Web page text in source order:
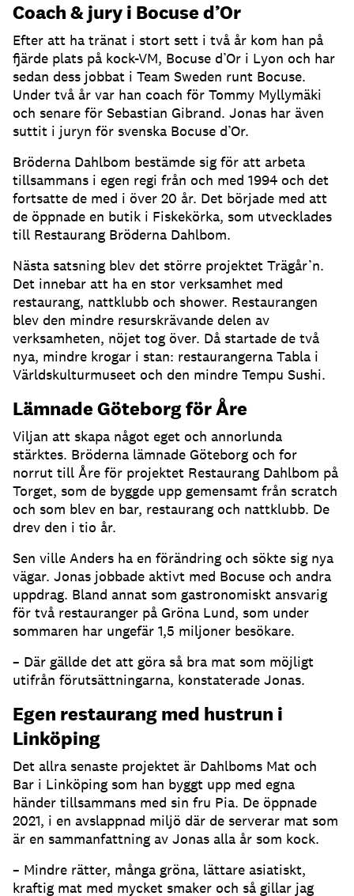
Coach & jury i Bocuse d’Or
Efter att ha tränat i stort sett i två år kom han på
fjärde plats på kock-VM, Bocuse d’Or i Lyon och har
sedan dess jobbat i Team Sweden runt Bocuse.
Under två år var han coach för Tommy Myllymäki
och senare för Sebastian Gibrand. Jonas har även
suttit i juryn för svenska Bocuse d’Or.
Bröderna Dahlbom bestämde sig för att arbeta
tillsammans i egen regi från och med 1994 och det
fortsatte de med i över 20 år. Det började med att
de öppnade en butik i Fiskekörka, som utvecklades
till Restaurang Bröderna Dahlbom.
Nästa satsning blev det större projektet Trägår’n.
Det innebar att ha en stor verksamhet med
restaurang, nattklubb och shower. Restaurangen
blev den mindre resurskrävande delen av
verksamheten, nöjet tog över. Då startade de två
nya, mindre krogar i stan: restaurangerna Tabla i
Världskulturmuseet och den mindre Tempu Sushi.
Lämnade Göteborg för Åre
Viljan att skapa något eget och annorlunda
stärktes. Bröderna lämnade Göteborg och for
norrut till Åre för projektet Restaurang Dahlbom på
Torget, som de byggde upp gemensamt från scratch
och som blev en bar, restaurang och nattklubb. De
drev den i tio år.
Sen ville Anders ha en förändring och sökte sig nya
vägar. Jonas jobbade aktivt med Bocuse och andra
uppdrag. Bland annat som gastronomiskt ansvarig
för två restauranger på Gröna Lund, som under
sommaren har ungefär 1,5 miljoner besökare.
– Där gällde det att göra så bra mat som möjligt
utifrån förutsättningarna, konstaterade Jonas.
Egen restaurang med hustrun i
Linköping
Det allra senaste projektet är Dahlboms Mat och
Bar i Linköping som han byggt upp med egna
händer tillsammans med sin fru Pia. De öppnade
2021, i en avslappnad miljö där de serverar mat som
är en sammanfattning av Jonas alla år som kock.
– Mindre rätter, många gröna, lättare asiatiskt,
kraftig mat med mycket smaker och så gillar jag